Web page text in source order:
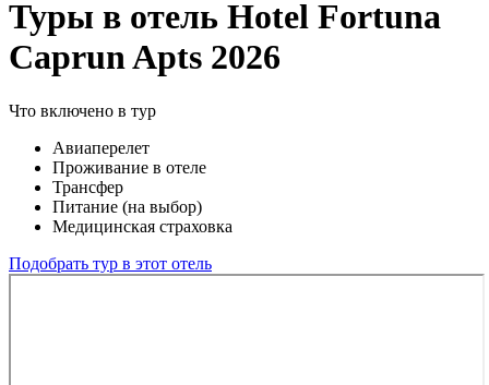
Туры в отель Hotel Fortuna
Caprun Apts 2026
Что включено в тур
Авиаперелет
Проживание в отеле
Трансфер
Питание (на выбор)
Медицинская страховка
Подобрать тур в этот отель